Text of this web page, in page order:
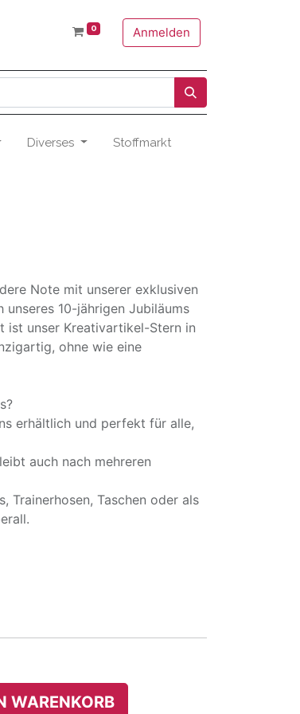
0 Anmelden
Diverses Stoffmarkt
Note mit unserer exklusiven
unseres 10-jährigen Jubiläums
ist unser Kreativartikel-Stern in
ohne wie eine
erhältlich und perfekt für alle,
auch nach mehreren
Trainerhosen, Taschen oder als
WARENKORB